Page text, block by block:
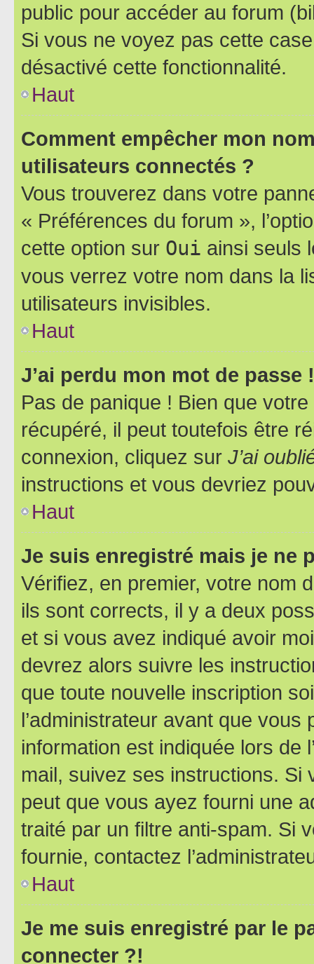
public pour accéder au forum
Si vous ne voyez pas cette
désactivé cette fonctionnalité.
Haut
Comment empêcher mon
utilisateurs connectés ?
Vous trouverez dans votre
« Préférences du forum »,
cette option sur Oui ainsi seuls
vous verrez votre nom dans la
utilisateurs invisibles.
Haut
J’ai perdu mon mot de passe !
Pas de panique ! Bien que
récupéré, il peut toutefois être
connexion, cliquez sur J’ai
instructions et vous devriez
Haut
Je suis enregistré mais je ne
Vérifiez, en premier, votre nom
ils sont corrects, il y a deux
et si vous avez indiqué avoir
devrez alors suivre les
que toute nouvelle inscription
l’administrateur avant que
information est indiquée lors de
mail, suivez ses instructions. Si
peut que vous ayez fourni une
traité par un filtre anti-spam. Si
fournie, contactez
Haut
Je me suis enregistré par le
connecter ?!